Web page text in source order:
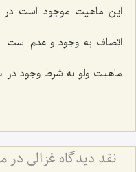
این ماهیت موجود است
اتصاف به وجود و عدم است.
ماهیت ولو به شرط وجود در